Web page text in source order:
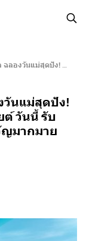
ต์ วันนี้ รับประกันคุณภาพ 7 ปี พร้อมของขวัญมากมาย
วันแม่สุดปัง!
ต์ วันนี้ รับ
มากมาย